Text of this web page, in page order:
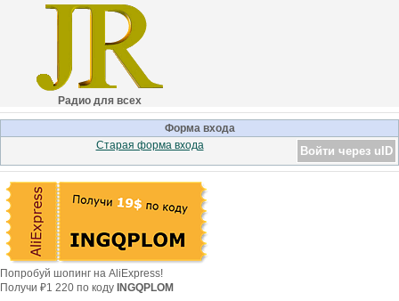
Радио для всех
Форма входа
Войти через uID
Старая форма входа
Попробуй шопинг на AliExpress!
Получи ₽1 220 по коду INGQPLOM